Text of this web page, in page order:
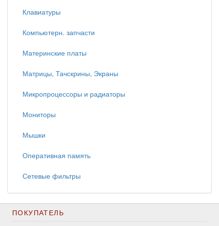
Клавиатуры
Компьютерн. запчасти
Материнские платы
Матрицы, Тачскрины, Экраны
Микропроцессоры и радиаторы
Мониторы
Мышки
Оперативная память
Сетевые фильтры
ПОКУПАТЕЛЬ